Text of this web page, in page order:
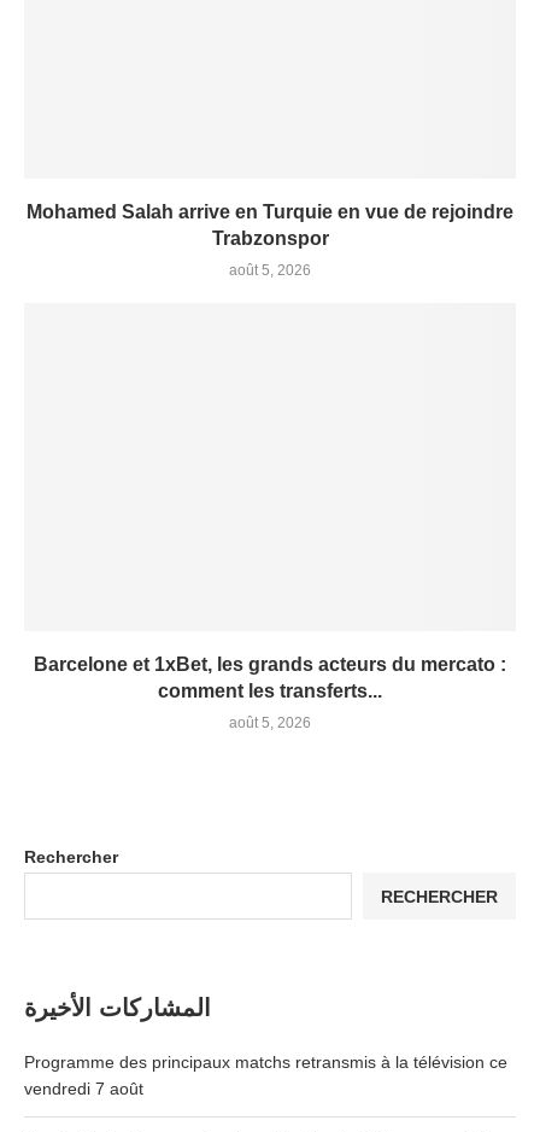
Mohamed Salah arrive en Turquie en vue de rejoindre
Trabzonspor
août 5, 2026
Barcelone et 1xBet, les grands acteurs du mercato :
comment les transferts...
août 5, 2026
Rechercher
RECHERCHER
المشاركات الأخيرة
Programme des principaux matchs retransmis à la télévision ce
vendredi 7 août